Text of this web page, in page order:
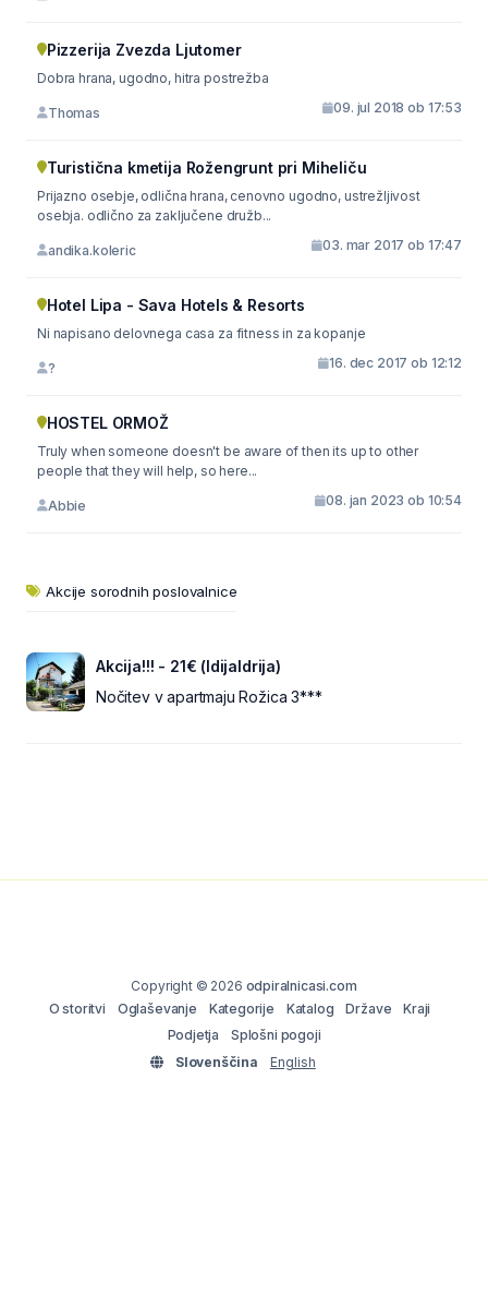
Pizzerija Zvezda Ljutomer
Dobra hrana, ugodno, hitra postrežba
Thomas 09. jul 2018 ob 17:53
Turistična kmetija Rožengrunt pri Miheliču
Prijazno osebje, odlična hrana, cenovno ugodno, ustrežljivost
osebja. odlično za zaključene družb...
andika.koleric 03. mar 2017 ob 17:47
Hotel Lipa - Sava Hotels & Resorts
Ni napisano delovnega casa za fitness in za kopanje
? 16. dec 2017 ob 12:12
HOSTEL ORMOŽ
Truly when someone doesn't be aware of then its up to other
people that they will help, so here...
Abbie 08. jan 2023 ob 10:54
Akcije sorodnih poslovalnice
Akcija!!! - 21€ (IdijaIdrija)
Nočitev v apartmaju Rožica 3***
Copyright © 2026 odpiralnicasi.com
O storitvi
Oglaševanje Kategorije Katalog Države
Kraji
Podjetja
Splošni pogoji
Slovenščina
English